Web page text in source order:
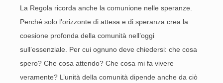
La Regola ricorda anche la comunione nelle speranze.
Perché solo l’orizzonte di attesa e di speranza crea la
coesione profonda della comunità nell’oggi
sull’essenziale. Per cui ognuno deve chiedersi: che cosa
spero? Che cosa attendo? Che cosa mi fa vivere
veramente? L’unità della comunità dipende anche da ciò